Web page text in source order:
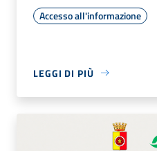
Accesso all'informazione
LEGGI DI PIÙ